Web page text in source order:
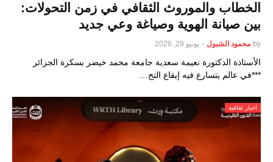
الخطاب والموروث الثقافي في زمن التحولات:
بين صيانة الهوية وصياغة وعي جديد
by محمود الشبول - يونيو 29, 2026
الأستاذة الدكتورة نعيمة سعدية جامعة محمد خيضر بسكرة الجزائر
***في عالم يتسارع فيه إيقاع التح…
اخبار ثقافية